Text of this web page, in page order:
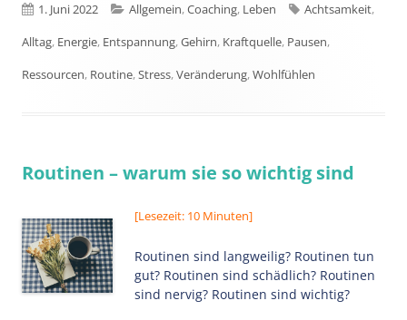
Veröffentlicht
am
1. Juni 2022 Kategorien
Allgemein,Coaching, Leben Schlagwörter
Achtsamkeit,
Alltag, Energie, Entspannung,Gehirn, Kraftquelle, Pausen,
Ressourcen, Routine,Stress,Veränderung,Wohlfühlen
Routinen – warum sie so wichtig sind
[Lesezeit: 10 Minuten]
Routinen sind langweilig? Routinen tun
gut? Routinen sind schädlich? Routinen
sind nervig? Routinen sind wichtig?